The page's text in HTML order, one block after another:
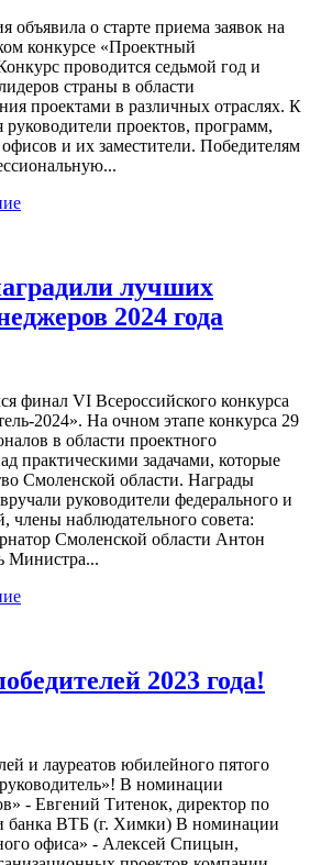
объявила о старте приема заявок на
конкурсе «Проектный
проводится седьмой год и
страны в области
проектами в различных отраслях. К
проектов, программ,
и их заместители. Победителям
лучших
2024 года
финал VI Всероссийского конкурса
2024». На очном этапе конкурса 29
в области проектного
практическими задачами, которые
Смоленской области. Награды
руководители федерального и
члены наблюдательного совета:
Смоленской области Антон
Министра...
2023 года!
и лауреатов юбилейного пятого
В номинации
- Евгений Титенок, директор по
банка ВТБ (г. Химки) В номинации
офиса» - Алексей Спицын,